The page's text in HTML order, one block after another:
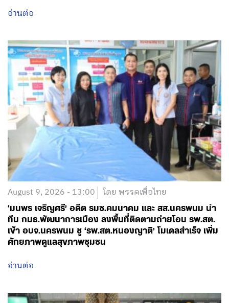
อ่านต่อ
August 9, 2026 - 13:00 โดย พรรคเพื่อไทย
‘มนพร เจริญศรี’ อดีต รมช.คมนาคม และ สส.นครพนม นำ
ทีม กมธ.พัฒนาการเมือง ลงพื้นที่ติดตามถ่ายโอน รพ.สต.
เข้า อบจ.นครพนม ชู ‘รพ.สต.หนองญาติ’ โมเดลสำเร็จ เพิ่ม
ศักยภาพดูแลสุขภาพชุมชน
อ่านต่อ